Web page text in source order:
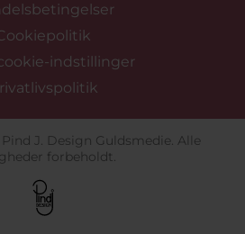
indstillinger
J. Design Guldsmedie. Alle
forbeholdt.